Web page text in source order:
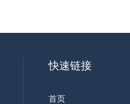
快速链接
首页